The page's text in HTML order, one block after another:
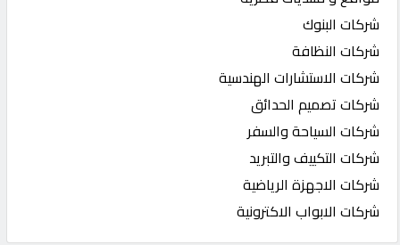
شركات البنوك
شركات النظافة
شركات الاستشارات الهندسية
شركات تصميم الحدائق
شركات السياحة والسفر
شركات التكييف والتبريد
شركات الاجهزة الرياضية
شركات الابواب الاكترونية